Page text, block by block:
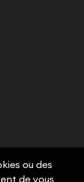
ou des
de vous